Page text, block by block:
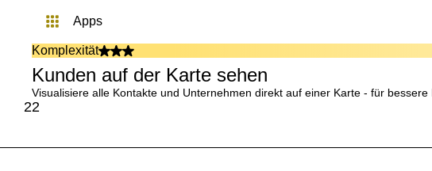
apps
Komplexität
Kunden auf der Karte sehen
Visualisiere alle Kontakte und Unternehmen direkt auf einer Karte - für
22